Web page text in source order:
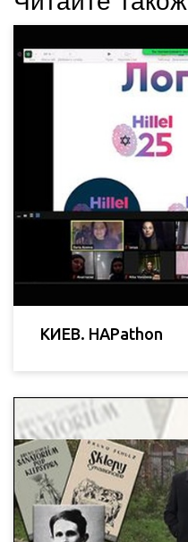
КИЕВ. HAPathon